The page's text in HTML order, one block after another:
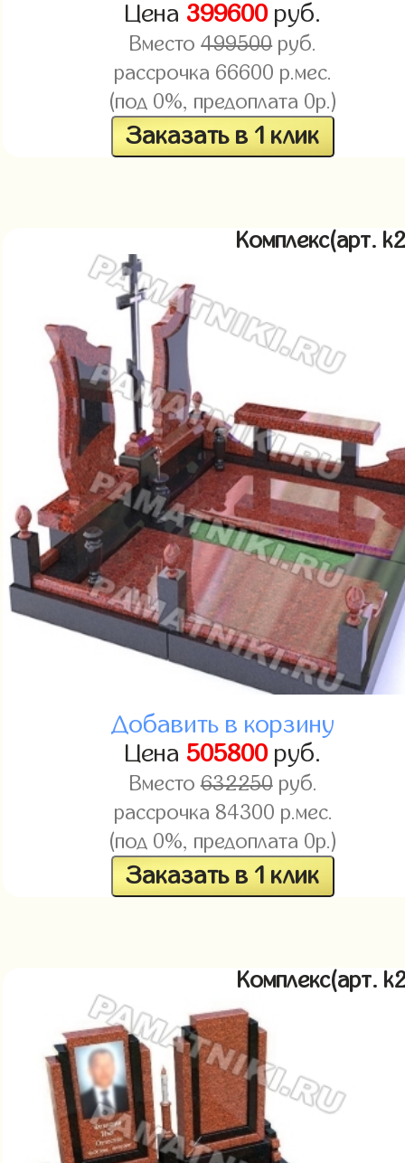
Цена 399600руб.
Вместо499500руб.
рассрочка 66600 р.мес.
(под 0%, предоплата 0р.)
Заказать в 1 клик
Комплекс(арт.
Добавить в корзину
Цена 505800руб.
Вместо632250руб.
рассрочка 84300 р.мес.
(под 0%, предоплата 0р.)
Заказать в 1 клик
Комплекс(арт.